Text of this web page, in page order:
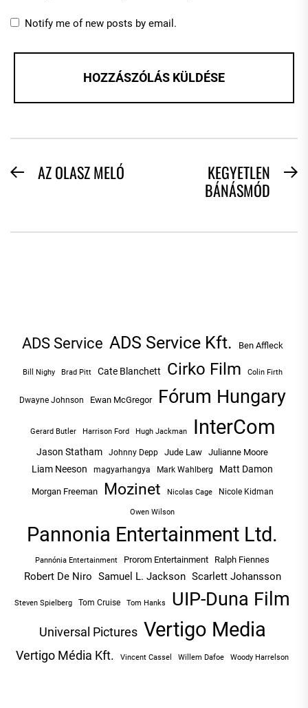
Notify me of new posts by email.
BEJEGYZÉS
PreviousAZ OLASZ MELÓ
KEGYETLEN
BÁNÁSMÓD
ADS Service ADS Service Kft. Ben Affleck
Bill Nighy Brad Pitt Cate Blanchett Cirko Film Colin Firth
Dwayne Johnson Ewan McGregor Fórum Hungary
Gerard Butler Harrison Ford Hugh Jackman InterCom
Jason Statham Johnny Depp Jude Law Julianne Moore
Liam Neeson magyarhangya Mark Wahlberg Matt Damon
Morgan Freeman Mozinet Nicolas Cage Nicole Kidman
Owen Wilson
Pannonia Entertainment Ltd.
Pannónia Entertainment Prorom Entertainment Ralph Fiennes
Robert De Niro Samuel L. Jackson Scarlett Johansson
Steven Spielberg Tom Cruise Tom Hanks UIP-Duna Film
Universal Pictures Vertigo Media
Vertigo Média Kft. Vincent Cassel Willem Dafoe Woody Harrelson